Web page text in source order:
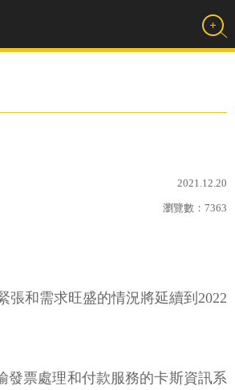
2021.12.20
瀏覽數： 7363
張和需求旺盛的情況將延續到2022
發票處理和付款服務的卡斯資訊系